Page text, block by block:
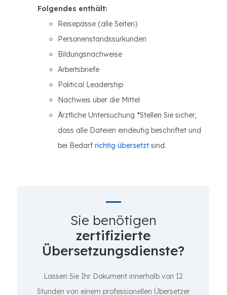
Folgendes enthält:
Reisepässe (alle Seiten)
Personenstandssurkunden
Bildungsnachweise
Arbeitsbriefe
Political Leadership
Nachweis über die Mittel
Ärztliche Untersuchung *Stellen Sie sicher,
dass alle Dateien eindeutig beschriftet und
bei Bedarf richtig übersetzt sind.
Sie benötigen
zertifizierte
Übersetzungsdienste?
Lassen Sie Ihr Dokument innerhalb von 12
Stunden von einem professionellen Übersetzer